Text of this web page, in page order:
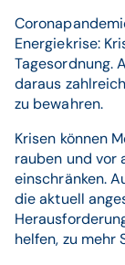
Energiekrise:
Tagesordnung.
daraus
zu bewahren.
Krisen können
rauben und vor
einschränken.
die aktuell
helfen, zu mehr